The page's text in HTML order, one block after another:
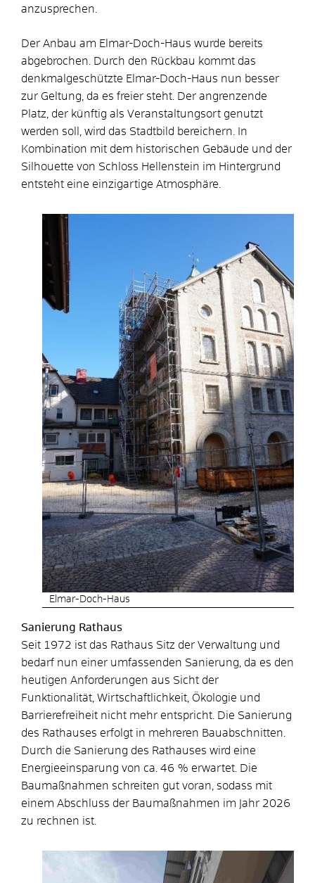
anzusprechen.
Der Anbau am Elmar-Doch-Haus wurde bereits
abgebrochen. Durch den Rückbau kommt das
denkmalgeschützte Elmar-Doch-Haus nun besser
zur Geltung, da es freier steht. Der angrenzende
Platz, der künftig als Veranstaltungsort genutzt
werden soll, wird das Stadtbild bereichern. In
Kombination mit dem historischen Gebäude und der
Silhouette von Schloss Hellenstein im Hintergrund
entsteht eine einzigartige Atmosphäre.
Elmar-Doch-Haus
Sanierung Rathaus
Seit 1972 ist das Rathaus Sitz der Verwaltung und
bedarf nun einer umfassenden Sanierung, da es den
heutigen Anforderungen aus Sicht der
Funktionalität, Wirtschaftlichkeit, Ökologie und
Barrierefreiheit nicht mehr entspricht. Die Sanierung
des Rathauses erfolgt in mehreren Bauabschnitten.
Durch die Sanierung des Rathauses wird eine
Energieeinsparung von ca. 46 % erwartet. Die
Baumaßnahmen schreiten gut voran, sodass mit
einem Abschluss der Baumaßnahmen im Jahr 2026
zu rechnen ist.